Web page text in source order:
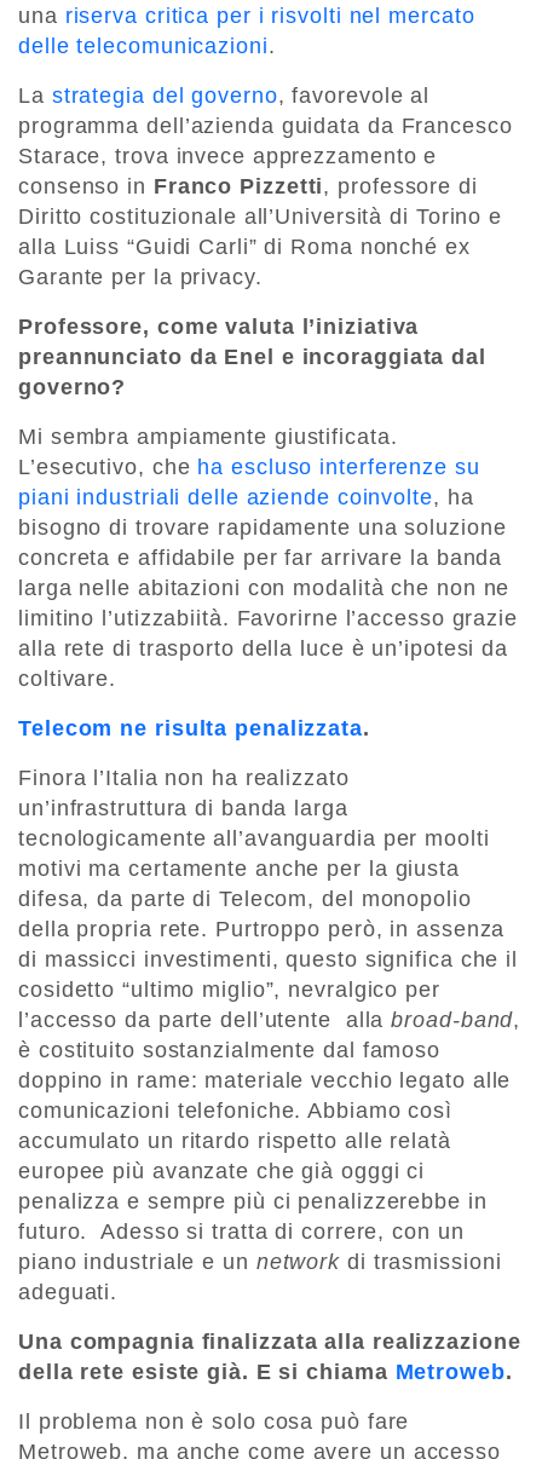
una riserva critica per i risvolti nel mercato
delle telecomunicazioni.
La strategia del governo, favorevole al
programma dell’azienda guidata da Francesco
Starace, trova invece apprezzamento e
consenso in Franco Pizzetti, professore di
Diritto costituzionale all’Università di Torino e
alla Luiss “Guidi Carli” di Roma nonché ex
Garante per la privacy.
Professore, come valuta l’iniziativa
preannunciato da Enel e incoraggiata dal
governo?
Mi sembra ampiamente giustificata.
L’esecutivo, che ha escluso interferenze su
piani industriali delle aziende coinvolte, ha
bisogno di trovare rapidamente una soluzione
concreta e affidabile per far arrivare la banda
larga nelle abitazioni con modalità che non ne
limitino l’utizzabiità. Favorirne l’accesso grazie
alla rete di trasporto della luce è un’ipotesi da
coltivare.
Telecom ne risulta penalizzata.
Finora l’Italia non ha realizzato
un’infrastruttura di banda larga
tecnologicamente all’avanguardia per moolti
motivi ma certamente anche per la giusta
difesa, da parte di Telecom, del monopolio
della propria rete. Purtroppo però, in assenza
di massicci investimenti, questo significa che il
cosidetto “ultimo miglio”, nevralgico per
l’accesso da parte dell’utente allabroad-band,
è costituito sostanzialmente dal famoso
doppino in rame: materiale vecchio legato alle
comunicazioni telefoniche. Abbiamo così
accumulato un ritardo rispetto alle relatà
europee più avanzate che già ogggi ci
penalizza e sempre più ci penalizzerebbe in
futuro. Adesso si tratta di correre, con un
piano industriale e un network di trasmissioni
adeguati.
Una compagnia finalizzata alla realizzazione
della rete esiste già. E si chiama Metroweb.
Il problema non è solo cosa può fare
Metroweb, ma anche come avere un accesso